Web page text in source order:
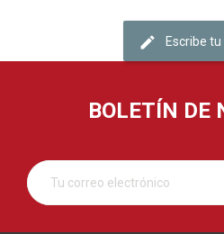
Escribe
BOLETÍN DE